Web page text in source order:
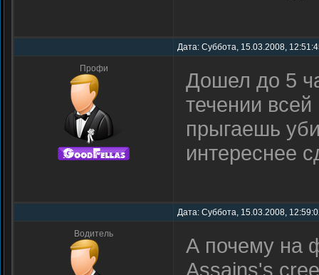
Дата: Суббота, 15.03.2008,
Профи
Дошел до 5
течении
прыгаешь
интереснее
Дата: Суббота, 15.03.2008,
Водитель
А почему на
Assains's